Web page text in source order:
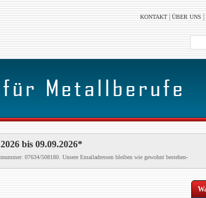
KONTAKT|ÜBER UNS|
bis 09.09.2026*
07634/508180. Unsere Emailadressen bleiben wie gewohnt bestehen-